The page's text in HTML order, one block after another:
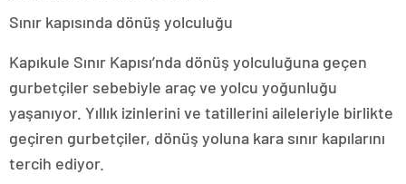
Sınır kapısında dönüş yolculuğu
Kapıkule Sınır Kapısı’nda dönüş yolculuğuna geçen
gurbetçiler sebebiyle araç ve yolcu yoğunluğu
yaşanıyor. Yıllık izinlerini ve tatillerini aileleriyle birlikte
geçiren gurbetçiler, dönüş yoluna kara sınır kapılarını
tercih ediyor.